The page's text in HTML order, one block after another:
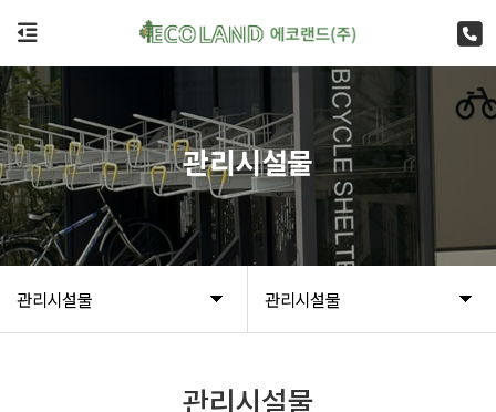
관리시설물 관리시설물
관리시설물
관리시설물